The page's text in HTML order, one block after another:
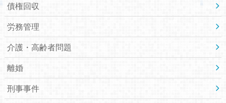
債権回収
労務管理
介護・高齢者問題
離婚
刑事事件